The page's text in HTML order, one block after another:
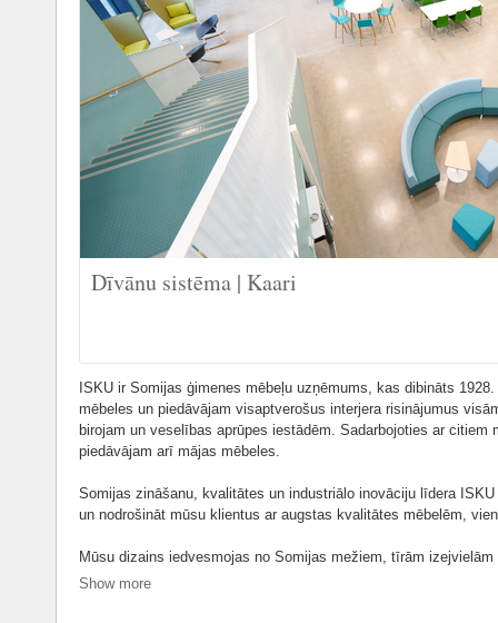
Dīvānu sistēma | Kaari
ISKU ir Somijas ģimenes mēbeļu uzņēmums, kas dibināts
mēbeles un piedāvājam visaptverošus interjera risinājumus
birojam un veselības aprūpes iestādēm. Sadarbojoties ar citiem
piedāvājam arī mājas mēbeles.
Somijas zināšanu, kvalitātes un industriālo inovāciju līdera
un nodrošināt mūsu klientus ar augstas kvalitātes mēbelēm,
Mūsu dizains iedvesmojas no Somijas mežiem, tīrām
Mums atbildība nav tikai vārds vai apziņa, bet gan reālas
Show more